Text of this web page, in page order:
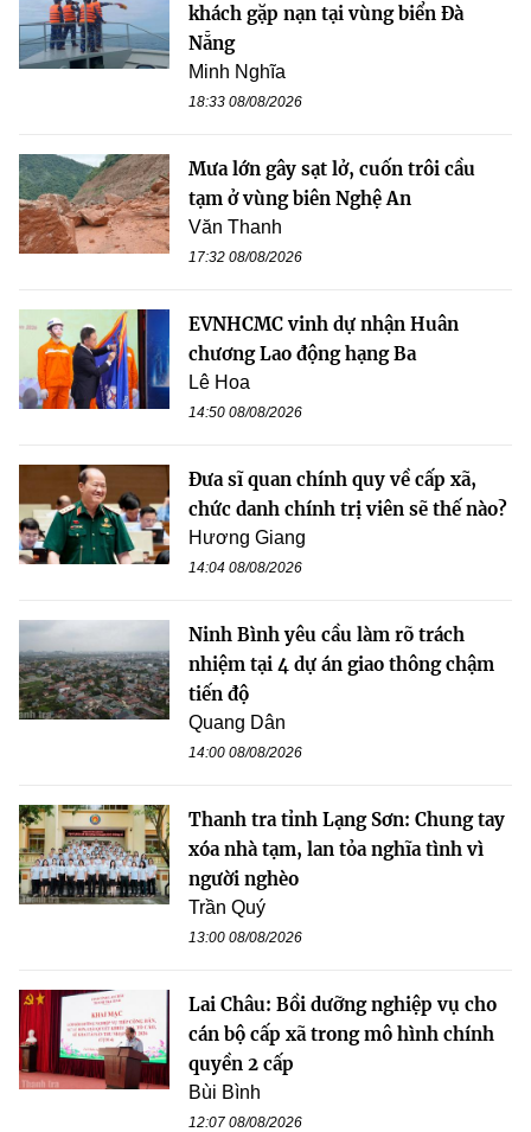
khách gặp nạn tại vùng biển Đà
Nẵng
Minh Nghĩa
18:33 08/08/2026
Mưa lớn gây sạt lở, cuốn trôi cầu
tạm ở vùng biên Nghệ An
Văn Thanh
17:32 08/08/2026
EVNHCMC vinh dự nhận Huân
chương Lao động hạng Ba
Lê Hoa
14:50 08/08/2026
Đưa sĩ quan chính quy về cấp xã,
chức danh chính trị viên sẽ thế nào?
Hương Giang
14:04 08/08/2026
Ninh Bình yêu cầu làm rõ trách
nhiệm tại 4 dự án giao thông chậm
tiến độ
Quang Dân
14:00 08/08/2026
Thanh tra tỉnh Lạng Sơn: Chung tay
xóa nhà tạm, lan tỏa nghĩa tình vì
người nghèo
Trần Quý
13:00 08/08/2026
Lai Châu: Bồi dưỡng nghiệp vụ cho
cán bộ cấp xã trong mô hình chính
quyền 2 cấp
Bùi Bình
12:07 08/08/2026